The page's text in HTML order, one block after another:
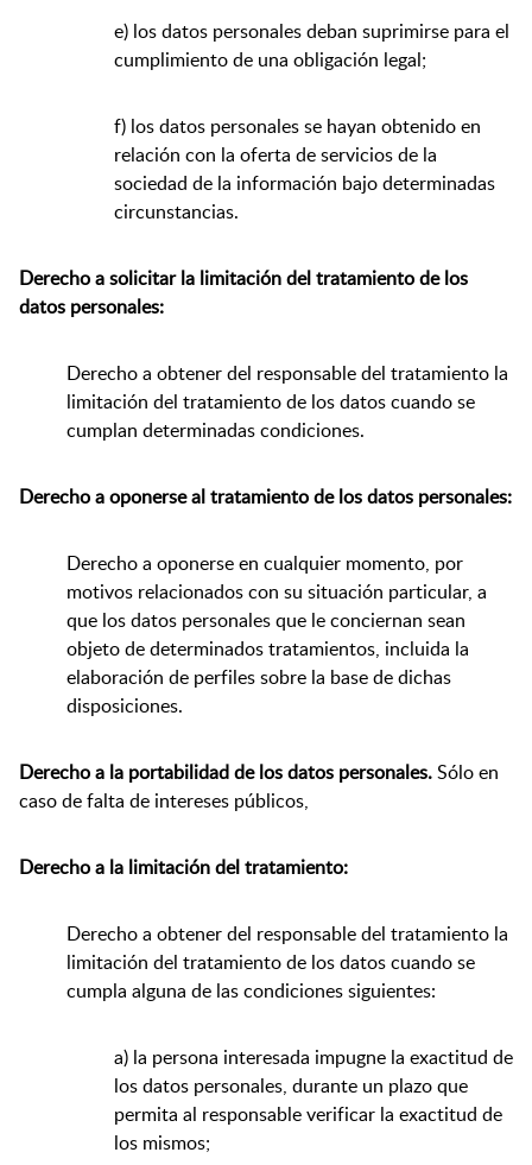
e) los datos personales deban suprimirse para el
cumplimiento de una obligación legal;
f) los datos personales se hayan obtenido en
relación con la oferta de servicios de la
sociedad de la información bajo determinadas
circunstancias.
Derecho a solicitar la limitación del tratamiento de los
datos personales:
Derecho a obtener del responsable del tratamiento la
limitación del tratamiento de los datos cuando se
cumplan determinadas condiciones.
Derecho a oponerse al tratamiento de los datos personales:
Derecho a oponerse en cualquier momento, por
motivos relacionados con su situación particular, a
que los datos personales que le conciernan sean
objeto de determinados tratamientos, incluida la
elaboración de perfiles sobre la base de dichas
disposiciones.
Derecho a la portabilidad de los datos personales.Sólo en
caso de falta de intereses públicos,
Derecho a la limitación del tratamiento:
Derecho a obtener del responsable del tratamiento la
limitación del tratamiento de los datos cuando se
cumpla alguna de las condiciones siguientes:
a) la persona interesada impugne la exactitud de
los datos personales, durante un plazo que
permita al responsable verificar la exactitud de
los mismos;